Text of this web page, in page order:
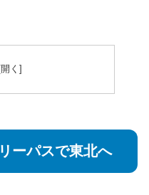
ーパスで東北へ